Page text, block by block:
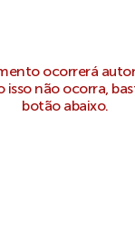
ocorrerá
isso não ocorra,
botão abaixo.